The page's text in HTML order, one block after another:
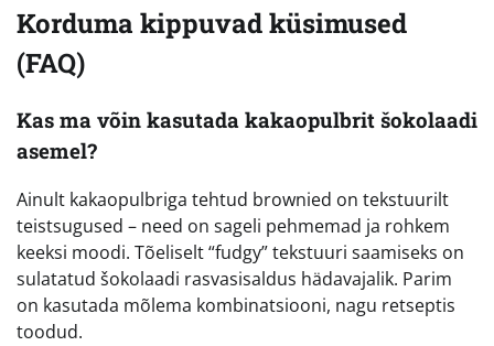
Korduma kippuvad küsimused
(FAQ)
Kas ma võin kasutada kakaopulbrit šokolaadi
asemel?
Ainult kakaopulbriga tehtud brownied on tekstuurilt
teistsugused – need on sageli pehmemad ja rohkem
keeksi moodi. Tõeliselt “fudgy” tekstuuri saamiseks on
sulatatud šokolaadi rasvasisaldus hädavajalik. Parim
on kasutada mõlema kombinatsiooni, nagu retseptis
toodud.